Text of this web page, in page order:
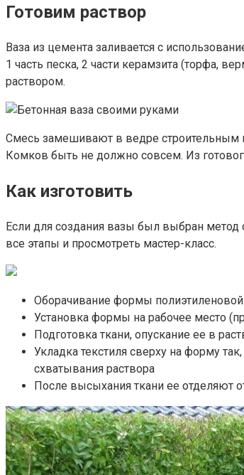
Готовим раствор
Ваза из цемента заливается с
1 часть песка, 2 части керамзита (торфа,
раствором.
Смесь замешивают в ведре строительным
Комков быть не должно совсем. Из
Как изготовить
Если для создания вазы был выбран метод
все этапы и просмотреть мастер-класс.
Оборачивание формы
Установка формы на рабочее место
Подготовка ткани, опускание ее в
Укладка текстиля сверху на форму
схватывания раствора
После высыхания ткани ее отделяют